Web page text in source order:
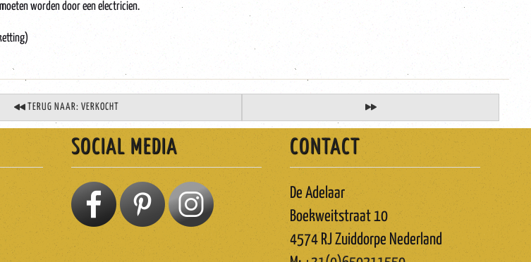
worden door een electricien.
TERUG NAAR: VERKOCHT
SOCIAL MEDIA CONTACT
De Adelaar
Boekweitstraat 10
4574 RJ Zuiddorpe Nederland